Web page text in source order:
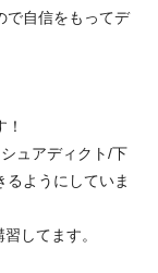
潔＆手間があり
す♪
行っております
だけますのでご安
みでなく
ール講師』『スー
♪
で自信をもってデ
ュアディクト/下
るようにしていま
してます。